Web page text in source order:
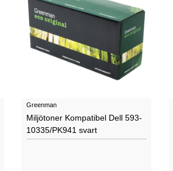
Greenman
Miljötoner Kompatibel Dell 593-
10335/PK941 svart